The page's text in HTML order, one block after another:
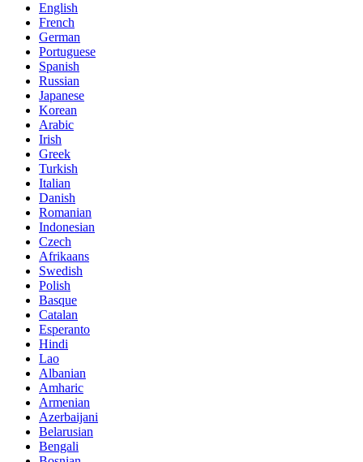
English
French
German
Portuguese
Spanish
Russian
Japanese
Korean
Arabic
Irish
Greek
Turkish
Italian
Danish
Romanian
Indonesian
Czech
Afrikaans
Swedish
Polish
Basque
Catalan
Esperanto
Hindi
Lao
Albanian
Amharic
Armenian
Azerbaijani
Belarusian
Bengali